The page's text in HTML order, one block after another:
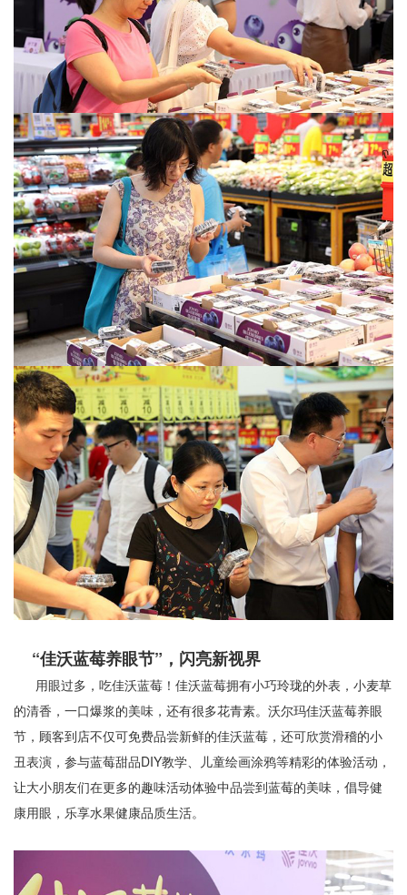
“佳沃蓝莓养眼节”，闪亮新视界
用眼过多，吃佳沃蓝莓！佳沃蓝莓拥有小巧玲珑的外表，小麦草
的清香，一口爆浆的美味，还有很多花青素。沃尔玛佳沃蓝莓养眼
节，顾客到店不仅可免费品尝新鲜的佳沃蓝莓，还可欣赏滑稽的小
丑表演，参与蓝莓甜品DIY教学、儿童绘画涂鸦等精彩的体验活动，
让大小朋友们在更多的趣味活动体验中品尝到蓝莓的美味，倡导健
康用眼，乐享水果健康品质生活。